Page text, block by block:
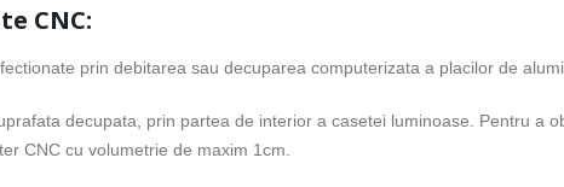
CNC:
prin debitarea sau decuparea computerizata a placilor de
decupata, prin partea de interior a casetei luminoase. Pentru a
CNC cu volumetrie de maxim 1cm.